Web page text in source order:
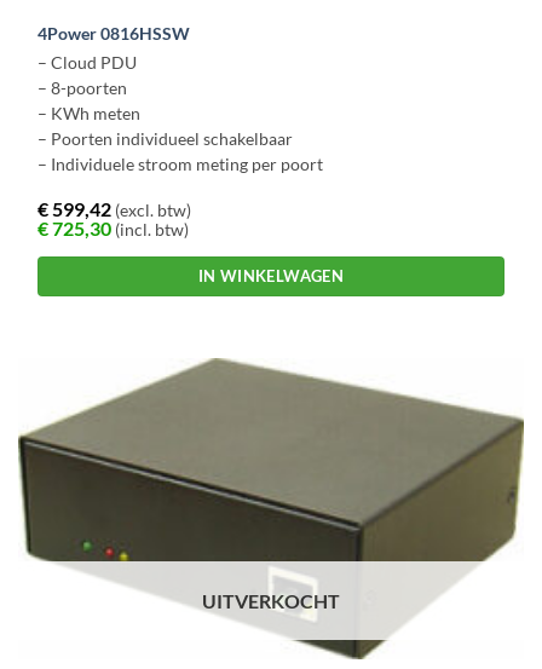
4Power 0816HSSW
– Cloud PDU
– 8-poorten
– KWh meten
– Poorten individueel schakelbaar
– Individuele stroom meting per poort
€599,42 (excl. btw)
€725,30 (incl. btw)
IN WINKELWAGEN
UITVERKOCHT